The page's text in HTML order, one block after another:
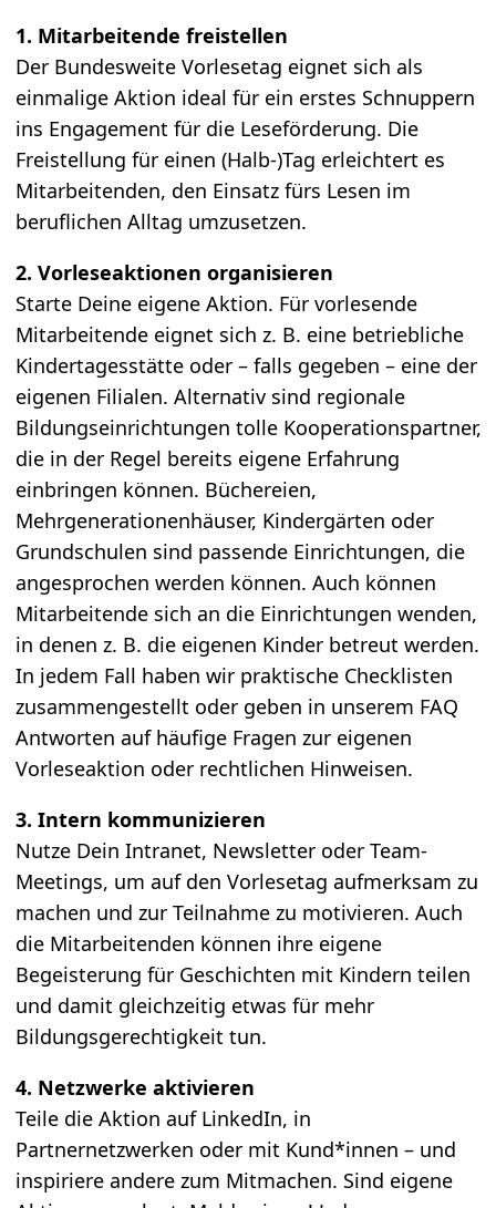
1. Mitarbeitende freistellen
Der Bundesweite Vorlesetag eignet sich als
einmalige Aktion ideal für ein erstes Schnuppern
ins Engagement für die Leseförderung. Die
Freistellung für einen (Halb-)Tag erleichtert es
Mitarbeitenden, den Einsatz fürs Lesen im
beruflichen Alltag umzusetzen.
2. Vorleseaktionen organisieren
Starte Deine eigene Aktion. Für vorlesende
Mitarbeitende eignet sich z. B. eine betriebliche
Kindertagesstätte oder – falls gegeben – eine der
eigenen Filialen. Alternativ sind regionale
Bildungseinrichtungen tolle Kooperationspartner,
die in der Regel bereits eigene Erfahrung
einbringen können. Büchereien,
Mehrgenerationenhäuser, Kindergärten oder
Grundschulen sind passende Einrichtungen, die
angesprochen werden können. Auch können
Mitarbeitende sich an die Einrichtungen wenden,
in denen z. B. die eigenen Kinder betreut werden.
In jedem Fall haben wir praktische Checklisten
zusammengestellt oder geben in unserem FAQ
Antworten auf häufige Fragen zur eigenen
Vorleseaktion oder rechtlichen Hinweisen.
3. Intern kommunizieren
Nutze Dein Intranet, Newsletter oder Team-
Meetings, um auf den Vorlesetag aufmerksam zu
machen und zur Teilnahme zu motivieren. Auch
die Mitarbeitenden können ihre eigene
Begeisterung für Geschichten mit Kindern teilen
und damit gleichzeitig etwas für mehr
Bildungsgerechtigkeit tun.
4. Netzwerke aktivieren
Teile die Aktion auf LinkedIn, in
Partnernetzwerken oder mit Kund*innen – und
inspiriere andere zum Mitmachen. Sind eigene